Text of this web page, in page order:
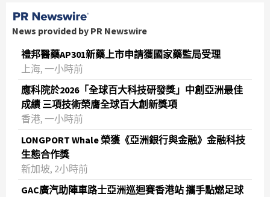
News provided by PR Newswire
禮邦醫藥AP301新藥上市申請獲國家藥監局受理
上海, 一小時前
應科院於2026「全球百大科技研發獎」中創亞洲最佳
成績 三項技術榮膺全球百大創新獎項
香港, 一小時前
LONGPORT Whale 榮獲《亞洲銀行與金融》金融科技
生態合作獎
新加坡, 2小時前
GAC廣汽助陣車路士亞洲巡迴賽香港站 攜手點燃足球